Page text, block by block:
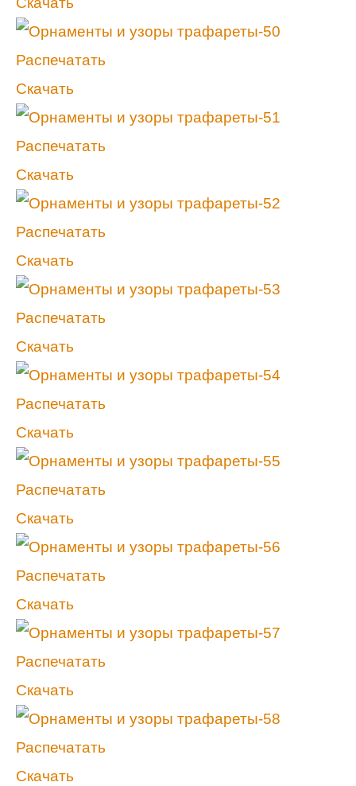
Распечатать
Скачать
Распечатать
Скачать
Распечатать
Скачать
Распечатать
Скачать
Распечатать
Скачать
Распечатать
Скачать
Распечатать
Скачать
Распечатать
Скачать
Распечатать
Скачать